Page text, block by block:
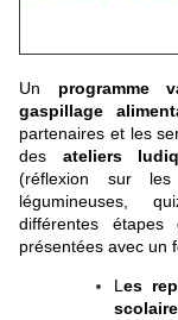
Un programme
gaspillage
partenaires et les
des ateliers
(réflexion sur les
légumineuses,
différentes
présentées avec un
L es